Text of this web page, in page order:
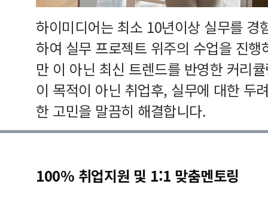
하이미디어는 최소 10년이상 실무를 경
하여 실무 프로젝트 위주의 수업을 진
만 이 아닌 최신 트렌드를 반영한 커리
이 목적이 아닌 취업후, 실무에 대한 두
한 고민을 말끔히 해결합니다.
100% 취업지원 및 1:1 맞춤멘토링